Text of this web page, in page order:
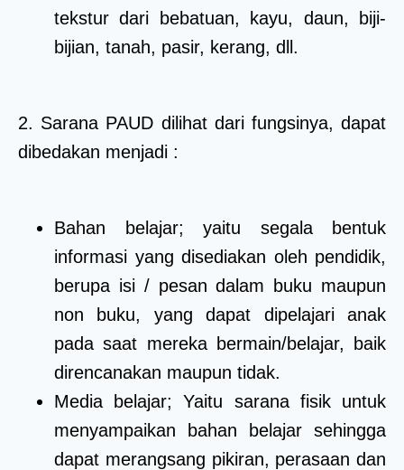
tekstur dari bebatuan, kayu, daun, biji-
bijian, tanah, pasir, kerang, dll.
2. Sarana PAUD dilihat dari fungsinya, dapat
dibedakan menjadi :
Bahan belajar; yaitu segala bentuk
informasi yang disediakan oleh pendidik,
berupa isi / pesan dalam buku maupun
non buku, yang dapat dipelajari anak
pada saat mereka bermain/belajar, baik
direncanakan maupun tidak.
Media belajar; Yaitu sarana fisik untuk
menyampaikan bahan belajar sehingga
dapat merangsang pikiran, perasaan dan